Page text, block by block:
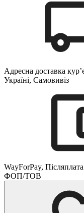
Адресна доставка
Україні, Самовивіз
WayForPay,
ФОП/ТОВ